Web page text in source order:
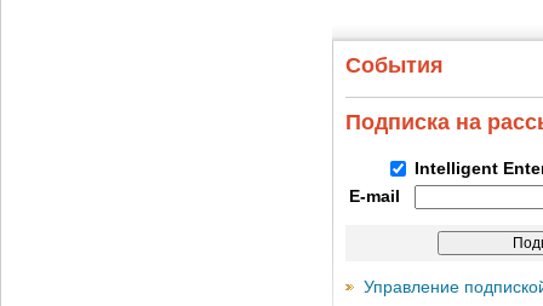
События
Подписка на
Intelligent
E-mail
Управление